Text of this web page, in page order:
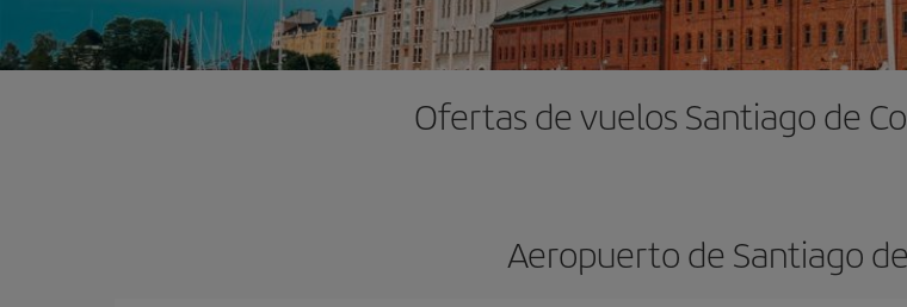
Ofertas de vuelos Santiago de
Aeropuerto de Santiago